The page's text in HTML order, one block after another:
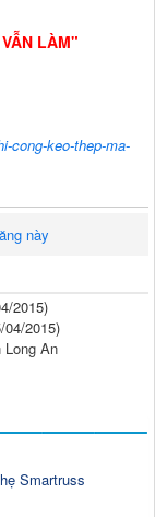
LÀM"
cong-keo-thep-ma-
này
2015)
04/2015)
Long An
Smartruss